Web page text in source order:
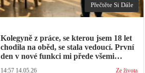
Přečtěte Si Dále
Kolegyně z práce, se kterou jsem 18 let
chodila na oběd, se stala vedoucí. První
den v nové funkci mi přede všemi
14:57 14.05.26 Ze života